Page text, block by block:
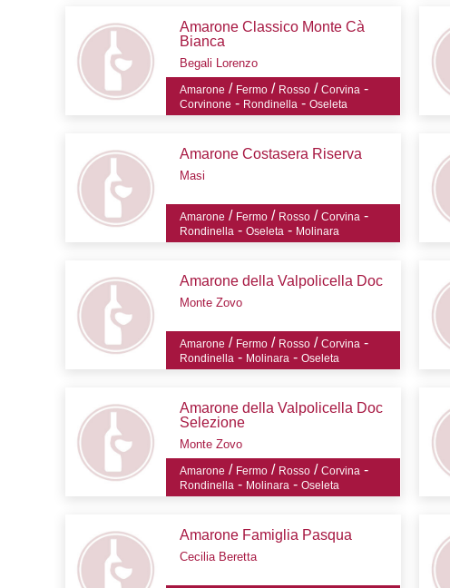
Amarone Classico Monte Cà
Bianca
Begali Lorenzo
Amarone / Fermo/ Rosso/ Corvina -
Corvinone - Rondinella - Oseleta
Amarone Costasera Riserva
Masi
Amarone / Fermo/ Rosso/ Corvina -
Rondinella - Oseleta - Molinara
Amarone della Valpolicella Doc
Monte Zovo
Amarone / Fermo/ Rosso/ Corvina -
Rondinella - Molinara - Oseleta
Amarone della Valpolicella Doc
Selezione
Monte Zovo
Amarone / Fermo/ Rosso/ Corvina -
Rondinella - Molinara - Oseleta
Amarone Famiglia Pasqua
Cecilia Beretta